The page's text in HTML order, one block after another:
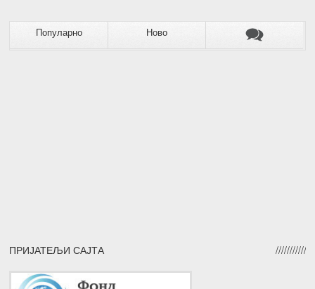
Популарно Ново
ПРИЈАТЕЉИ САЈТА